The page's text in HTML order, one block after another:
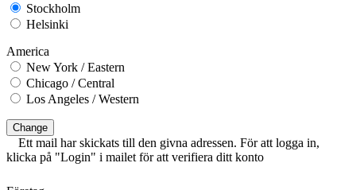
Stockholm
Helsinki
America
New York / Eastern
Chicago / Central
Los Angeles / Western
Change
Ett mail har skickats till den givna adressen. För att logga in,
klicka på "Login" i mailet för att verifiera ditt konto